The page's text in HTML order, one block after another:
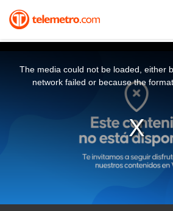
The media could not be loaded, either
network failed or because the